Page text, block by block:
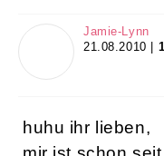
mir ist schon
nicht nur